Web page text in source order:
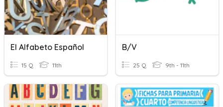
El Alfabeto Español
15 Q 11th
B/V
25 Q 9th - 11th